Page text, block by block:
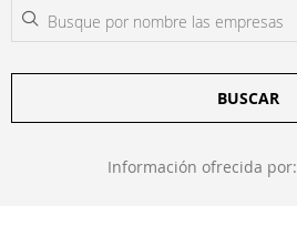
BUSCAR
Información ofrecida por: